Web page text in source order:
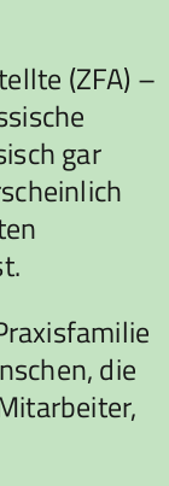
(ZFA) –
gar
die